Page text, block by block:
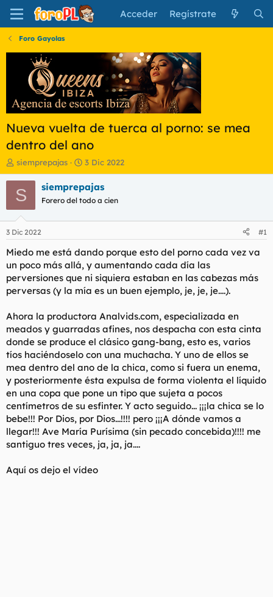
Acceder Regístrate
Foro Gayolas
Nueva vuelta de tuerca al porno: se mea
dentro del ano
I
n
i
c
a
d
o
r
e
l
t
m
a
siemprepajas
F
e
c
a
i
n
c
i
o
3 Dic 2022
S siemprepajas
Forero del todo a cien
3 Dic 2022 #1
Miedo me está dando porque esto del porno cada vez va
un poco más allá, y aumentando cada día las
perversiones que ni siquiera estaban en las cabezas más
perversas (y la mía es un buen ejemplo, je, je, je....).
Ahora la productora Analvids.com, especializada en
meados y guarradas afines, nos despacha con esta cinta
donde se produce el clásico gang-bang, esto es, varios
tíos haciéndoselo con una muchacha. Y uno de ellos se
mea dentro del ano de la chica, como si fuera un enema,
y posteriormente ésta expulsa de forma violenta el líquido
en una copa que pone un tipo que sujeta a pocos
centímetros de su esfinter. Y acto seguido... ¡¡¡la chica se lo
bebe!!! Por Dios, por Dios...!!!! pero ¡¡¡A dónde vamos a
llegar!!! Ave María Purísima (sin pecado concebida)!!!! me
santiguo tres veces, ja, ja, ja....
Aquí os dejo el vídeo